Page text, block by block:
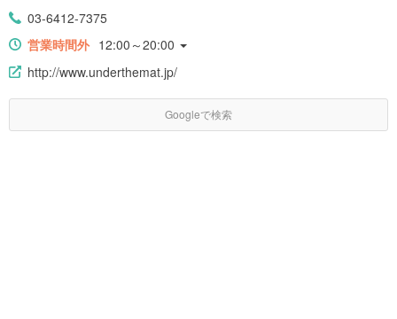
03-6412-7375
営業時間外 12:00～20:00
http://www.underthemat.jp/
Googleで検索